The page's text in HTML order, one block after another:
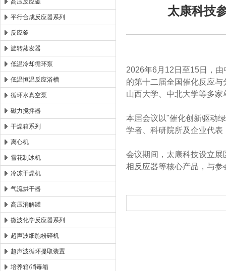
西安太康生物科技有限公司
高压反应釜
平行合成反应器系列
反应釜
旋转蒸发器
低温冷却循环泵
低温恒温反应浴槽
循环水真空泵
磁力搅拌器
干燥箱系列
离心机
雪花制冰机
冷冻干燥机
气流烘干器
高压消解罐
微波化学反应器系列
超声波细胞粉碎机
超声波循环提取装置
培养箱/消毒箱
太康科技
2026年6月12日至15日，
的第十二届全国催化反应
山西大学、中北大学等多家
本届会议以"催化创新驱动
学者、科研院所及企业代
会议期间，太康科技设立
相反应器等核心产品，与